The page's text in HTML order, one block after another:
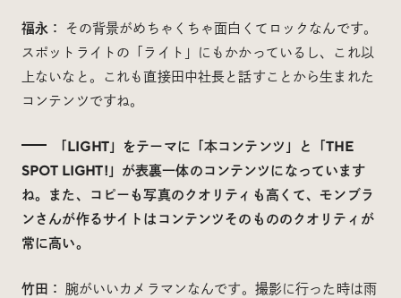
福永：
その背景がめちゃくちゃ面白くてロックなんです。
スポットライトの「ライト」にもかかっているし、これ以
上ないなと。これも直接田中社長と話すことから生まれた
コンテンツですね。
「LIGHT」をテーマに「本コンテンツ」と「THE
SPOT LIGHT!」が表裏一体のコンテンツになっています
ね。また、コピーも写真のクオリティも高くて、モンブラ
ンさんが作るサイトはコンテンツそのもののクオリティが
常に高い。
竹田：
腕がいいカメラマンなんです。撮影に行った時は雨